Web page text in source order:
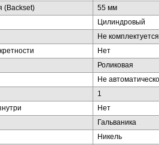
(Backset)
55 мм
Цилиндровый
Не комплектуется
Нет
Роликовая
Не
1
Нет
Гальваника
Никель